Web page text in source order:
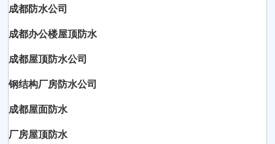
成都防水公司
成都办公楼屋顶防水
成都屋顶防水公司
钢结构厂房防水公司
成都屋面防水
厂房屋顶防水